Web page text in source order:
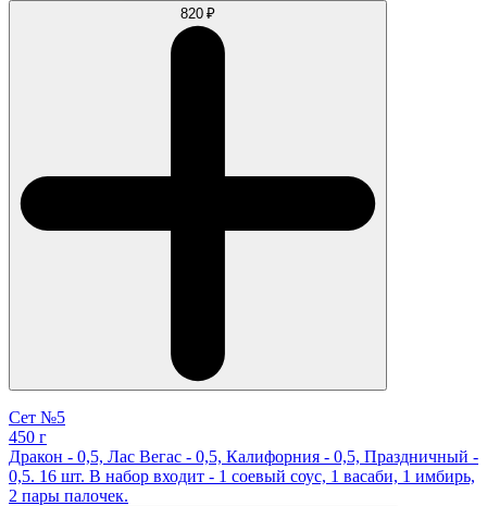
820 ₽
Сет №5
450 г
Дракон - 0,5, Лас Вегас - 0,5, Калифорния - 0,5, Праздничный -
0,5. 16 шт. В набор входит - 1 соевый соус, 1 васаби, 1 имбирь,
2 пары палочек.